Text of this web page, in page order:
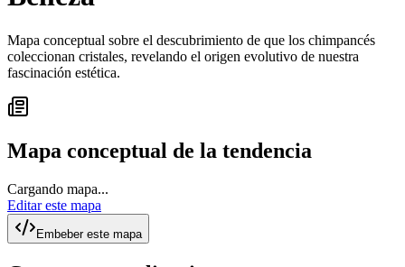
Mapa conceptual sobre el descubrimiento de que los chimpancés
coleccionan cristales, revelando el origen evolutivo de nuestra
fascinación estética.
Mapa conceptual de la tendencia
Cargando mapa...
Editar este mapa
Embeber este mapa